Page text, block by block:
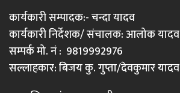
कार्यकारी सम्पादक:- चन्दा यादव
कार्यकारी निर्देशक/ संचालक: आलोक यादव
सम्पर्क मो. नं : 9819992976
सल्लाहकार: बिजय कु. गुप्ता/देवकुमार यादव